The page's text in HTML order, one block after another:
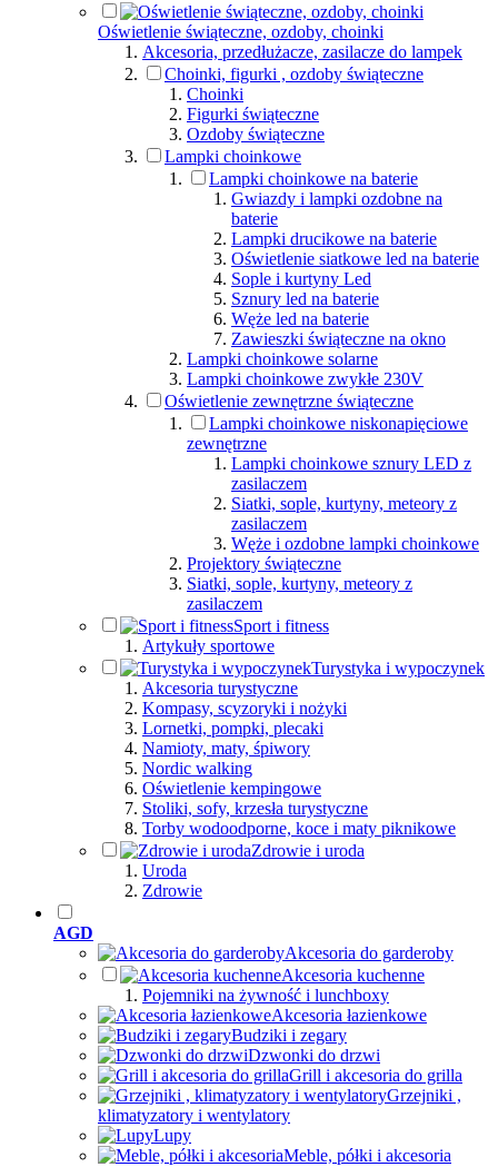
Oświetlenie świąteczne, ozdoby, choinki
Akcesoria, przedłużacze, zasilacze do lampek
Choinki, figurki , ozdoby świąteczne
Choinki
Figurki świąteczne
Ozdoby świąteczne
Lampki choinkowe
Lampki choinkowe na baterie
Gwiazdy i lampki ozdobne na
baterie
Lampki drucikowe na baterie
Oświetlenie siatkowe led na baterie
Sople i kurtyny Led
Sznury led na baterie
Węże led na baterie
Zawieszki świąteczne na okno
Lampki choinkowe solarne
Lampki choinkowe zwykłe 230V
Oświetlenie zewnętrzne świąteczne
Lampki choinkowe niskonapięciowe
zewnętrzne
Lampki choinkowe sznury LED z
zasilaczem
Siatki, sople, kurtyny, meteory z
zasilaczem
Węże i ozdobne lampki choinkowe
Projektory świąteczne
Siatki, sople, kurtyny, meteory z
zasilaczem
Sport i fitness
Artykuły sportowe
Turystyka i wypoczynek
Akcesoria turystyczne
Kompasy, scyzoryki i nożyki
Lornetki, pompki, plecaki
Namioty, maty, śpiwory
Nordic walking
Oświetlenie kempingowe
Stoliki, sofy, krzesła turystyczne
Torby wodoodporne, koce i maty piknikowe
Zdrowie i uroda
Uroda
Zdrowie
AGD
Akcesoria do garderoby
Akcesoria kuchenne
Pojemniki na żywność i lunchboxy
Akcesoria łazienkowe
Budziki i zegary
Dzwonki do drzwi
Grill i akcesoria do grilla
Grzejniki ,
klimatyzatory i wentylatory
Lupy
Meble, półki i akcesoria